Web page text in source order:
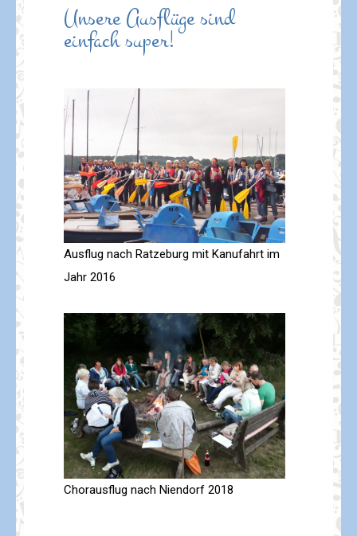
Unsere Ausflüge sind
einfach super!
Ausflug nach Ratzeburg mit Kanufahrt im
Jahr 2016
Chorausflug nach Niendorf 2018